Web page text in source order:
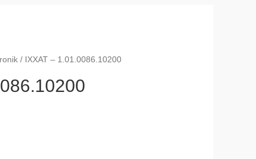
/ IXXAT – 1.01.0086.10200